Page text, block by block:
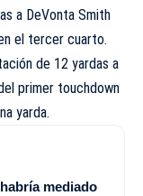
a DeVonta Smith
el tercer cuarto.
de 12 yardas a
primer touchdown
yarda.
mediado